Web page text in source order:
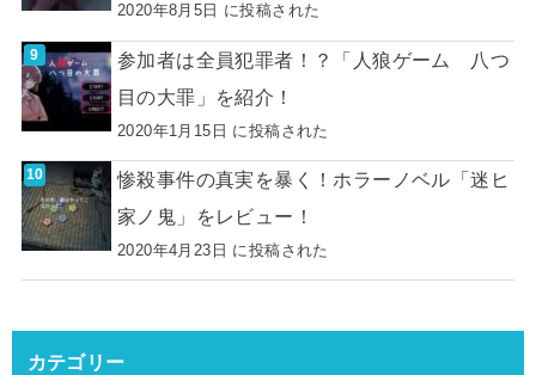
2020年8月5日 に投稿された
参加者は全員犯罪者！？「人狼ゲーム 八つ
目の大罪」を紹介！
2020年1月15日 に投稿された
惨殺事件の真実を暴く！ホラーノベル「迷ヒ
家ノ鬼」をレビュー！
2020年4月23日 に投稿された
カテゴリー